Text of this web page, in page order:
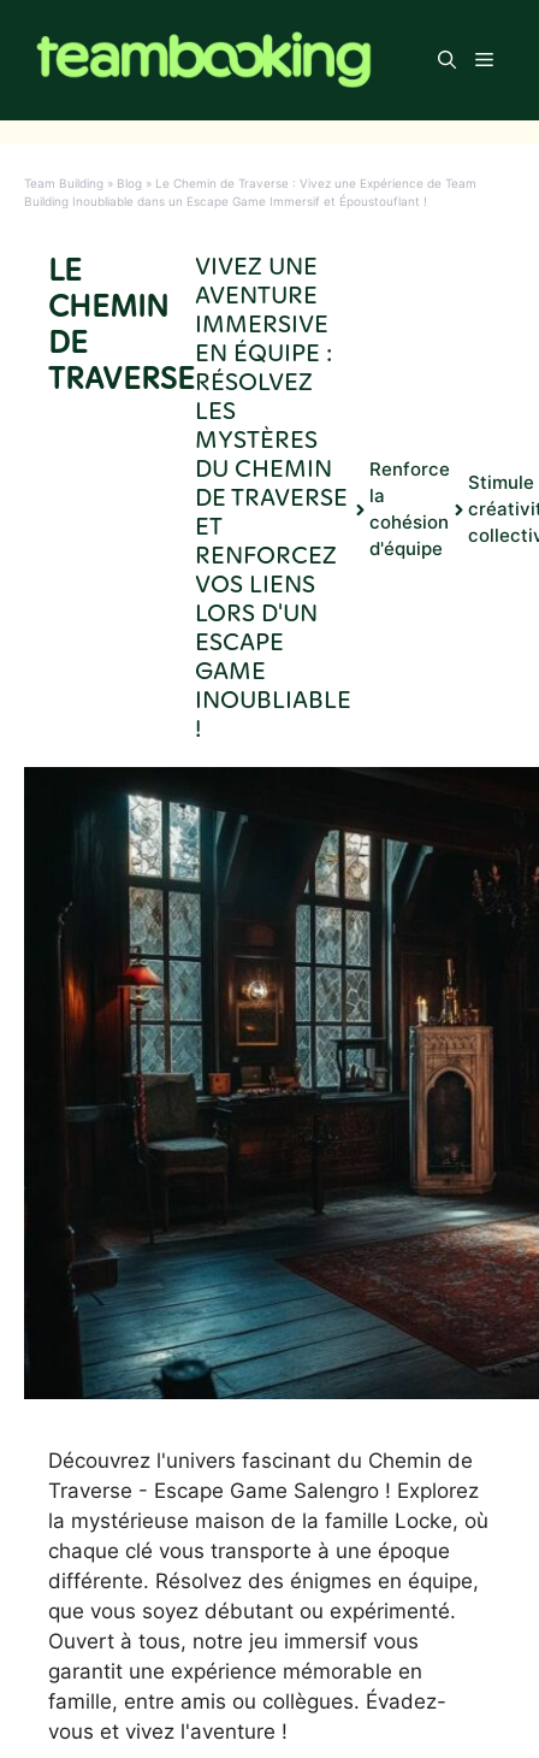
contenu
Menu
Team Building » Blog » Le Chemin de Traverse : Vivez une Expérience de Team
Building Inoubliable dans un Escape Game Immersif et Époustouflant !
LE
CHEMIN
DE
TRAVERSE
VIVEZ UNE
AVENTURE
IMMERSIVE
EN ÉQUIPE :
RÉSOLVEZ
LES
MYSTÈRES
DU CHEMIN
DE TRAVERSE
ET
RENFORCEZ
VOS LIENS
LORS D'UN
ESCAPE
GAME
INOUBLIABLE
!
Renforce
la
cohésion
d'équipe
Stimule
Découvrez l'univers fascinant du Chemin de
Traverse - Escape Game Salengro ! Explorez
la mystérieuse maison de la famille Locke, où
chaque clé vous transporte à une époque
différente. Résolvez des énigmes en équipe,
que vous soyez débutant ou expérimenté.
Ouvert à tous, notre jeu immersif vous
garantit une expérience mémorable en
famille, entre amis ou collègues. Évadez-
vous et vivez l'aventure !